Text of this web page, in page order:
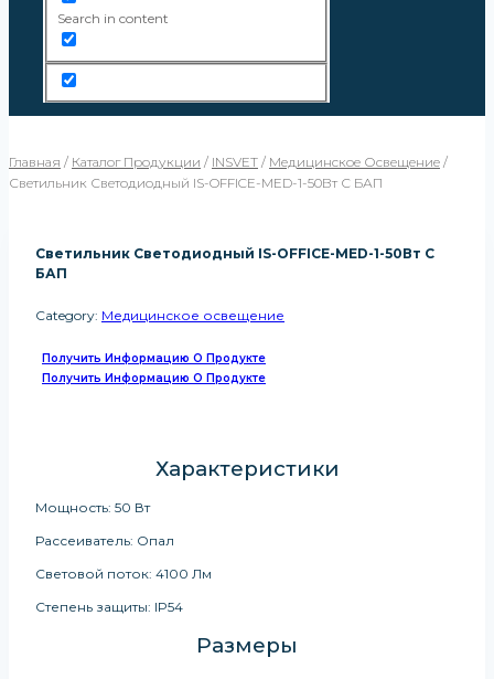
Search in content
Главная / Каталог Продукции / INSVET / Медицинское Освещение /
Светильник Светодиодный IS-OFFICE-MED-1-50Вт С БАП
Светильник Светодиодный IS-OFFICE-MED-1-50Вт С
БАП
Category: Медицинское освещение
Получить Информацию О Продукте
Получить Информацию О Продукте
Характеристики
Мощность: 50 Вт
Рассеиватель: Опал
Световой поток: 4100 Лм
Степень защиты: IP54
Размеры